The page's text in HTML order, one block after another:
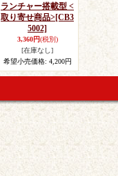
ランチャー搭載型 <
取り寄せ商品>[CB3
5002]
3,360円(税別)
[在庫なし]
希望小売価格: 4,200円